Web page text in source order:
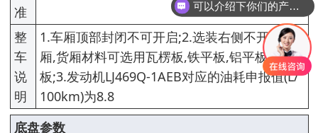
准
整
车
说
明
1.车厢顶部封闭不可开启;2.选装右侧不开门货
厢,货厢材料可选用瓦楞板,铁平板,铝平板,彩钢
板;3.发动机LJ469Q-1AEB对应的油耗申报值(L/
100km)为8.8
底盘参数
你们是怎么收费的呢